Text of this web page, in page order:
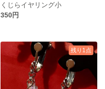
くじらイヤリング小
350円
残り1点